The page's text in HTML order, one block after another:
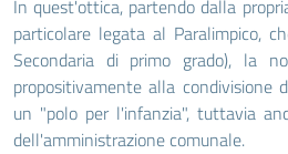
In quest'ottica, partendo dalla
particolare legata al Paralimpico,
Secondaria di primo grado), la
propositivamente alla condivisione
un "polo per l'infanzia", tuttavia
dell'amministrazione comunale.